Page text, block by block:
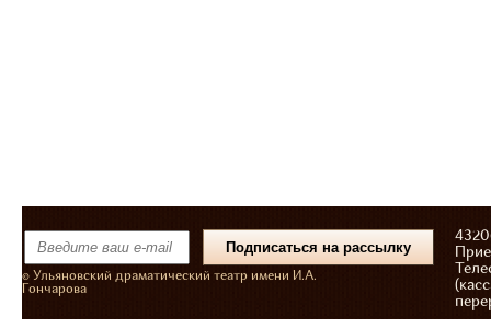
© Ульяновский драматический театр имени И.А.
Гончарова